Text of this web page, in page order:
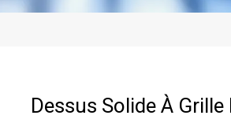
Dessus Solide À